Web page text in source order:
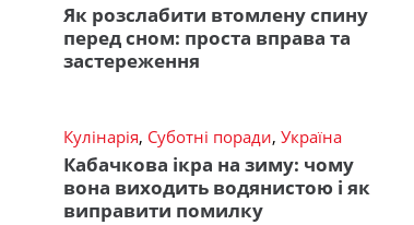
Як розслабити втомлену спину
перед сном: проста вправа та
застереження
Кулінарія, Суботні поради, Україна
Кабачкова ікра на зиму: чому
вона виходить водянистою і як
виправити помилку